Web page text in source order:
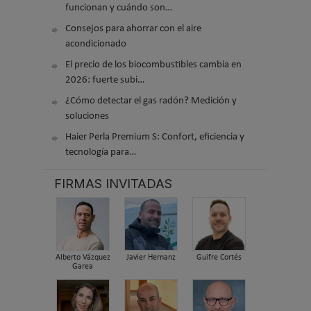
funcionan y cuándo son…
Consejos para ahorrar con el aire
acondicionado
El precio de los biocombustibles cambia en
2026: fuerte subi…
¿Cómo detectar el gas radón? Medición y
soluciones
Haier Perla Premium S: Confort, eficiencia y
tecnología para…
FIRMAS INVITADAS
Alberto Vázquez
Garea
Javier Hernanz Guifre Cortés